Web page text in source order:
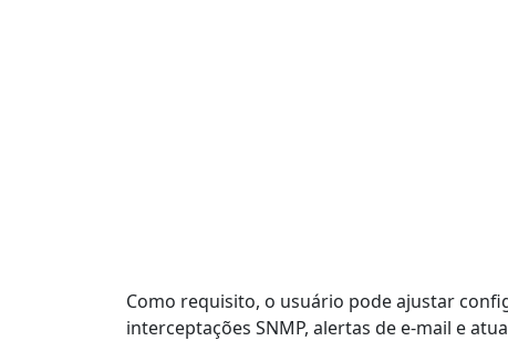
Como requisito, o usuário pode ajustar
interceptações SNMP, alertas de e-mail e